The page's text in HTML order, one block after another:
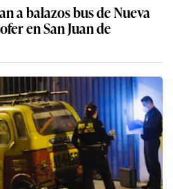
a balazos bus de Nueva
en San Juan de